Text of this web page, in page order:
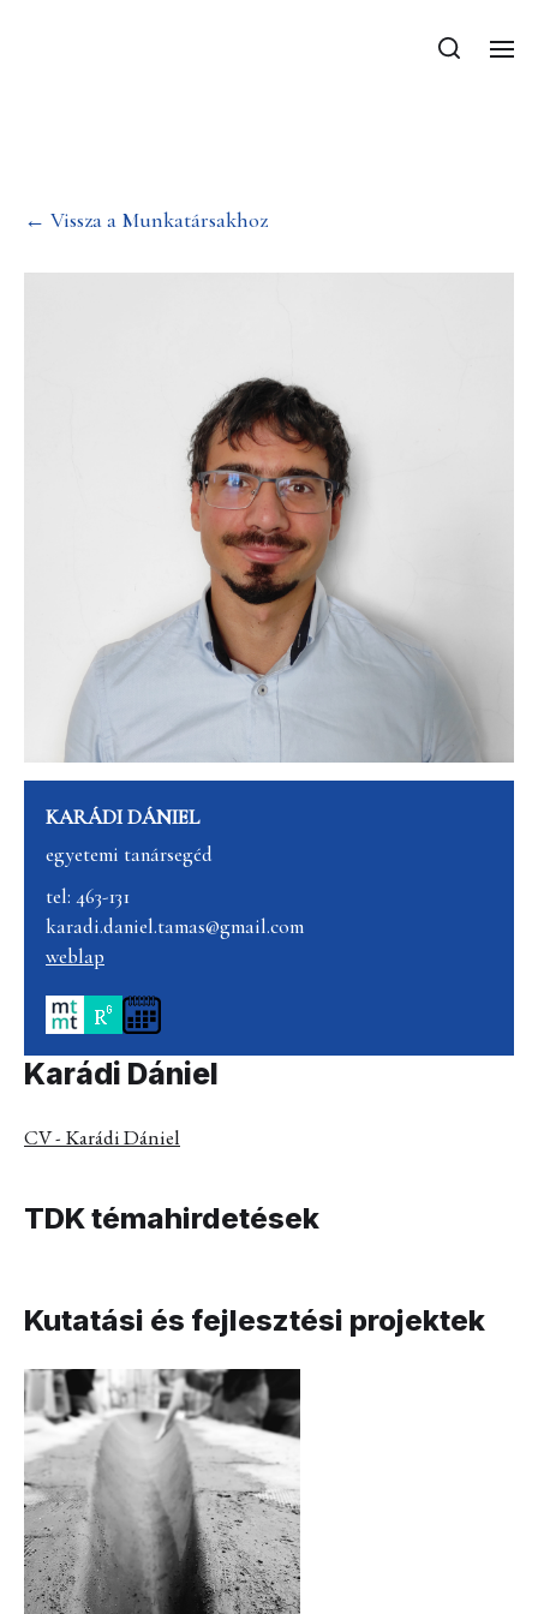
← Vissza a Munkatársakhoz
KARÁDI DÁNIEL
egyetemi tanársegéd
tel: 463-131
karadi.daniel.tamas@gmail.com
weblap
Karádi Dániel
CV - Karádi Dániel
TDK témahirdetések
Kutatási és fejlesztési projektek